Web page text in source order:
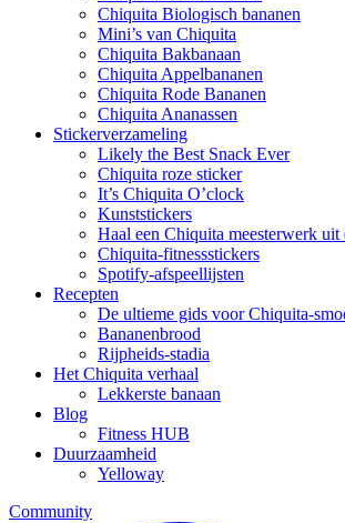
Chiquita Biologisch bananen
Mini’s van Chiquita
Chiquita Bakbanaan
Chiquita Appelbananen
Chiquita Rode Bananen
Chiquita Ananassen
Stickerverzameling
Likely the Best Snack Ever
Chiquita roze sticker
It’s Chiquita O’clock
Kunststickers
Haal een Chiquita meesterwerk uit
Chiquita-fitnessstickers
Spotify-afspeellijsten
Recepten
De ultieme gids voor Chiquita-
Bananenbrood
Rijpheids-stadia
Het Chiquita verhaal
Lekkerste banaan
Blog
Fitness HUB
Duurzaamheid
Yelloway
Community